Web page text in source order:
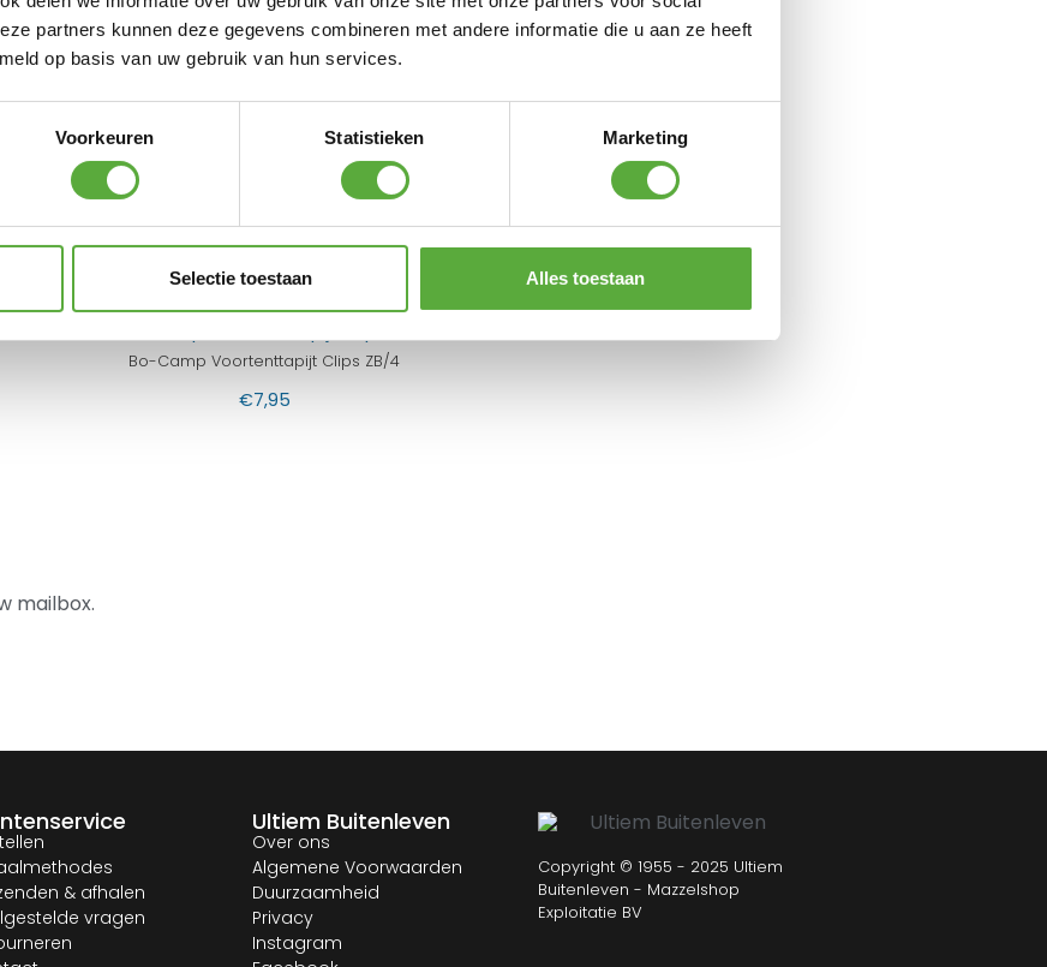
partners kunnen deze gegevens combineren met andere informatie die u aan ze heeft
op basis van uw gebruik van hun services.
Voorkeuren Statistieken Marketing
Selectie toestaan Alles toestaan
Bo-Camp Dutch Oven 6QT Urban Outdoor
Bo-Camp Boogstokken Fiberglas reparatieset 4x50cm Ø11mm
€9,95
Bo-Camp Voortenttapijt Clips ZB/4
€7,95
mailbox.
& afhalen
vragen
Ultiem Buitenleven
Over ons
Algemene Voorwaarden
Duurzaamheid
Privacy
Instagram
Copyright © 1955 - 2025 Ultiem
Buitenleven - Mazzelshop
Exploitatie BV